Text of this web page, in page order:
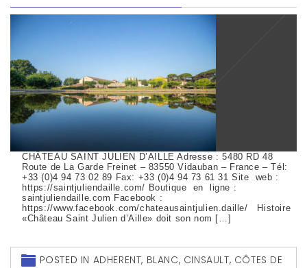
CHÂTEAU SAINT JULIEN D’AILLE Adresse : 5480 RD 48
Route de La Garde Freinet – 83550 Vidauban – France – Tél:
+33 (0)4 94 73 02 89 Fax: +33 (0)4 94 73 61 31 Site web :
https://saintjuliendaille.com/ Boutique en ligne :
saintjuliendaille.com Facebook :
https://www.facebook.com/chateausaintjulien.daille/ Histoire
«Château Saint Julien d’Aille» doit son nom […]
POSTED IN ADHERENT, BLANC, CINSAULT, CÔTES DE